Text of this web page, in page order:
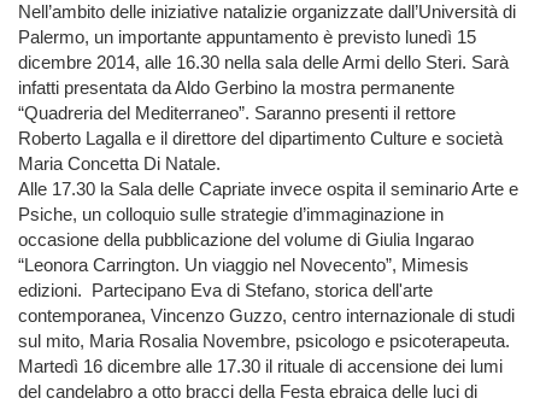
Nell’ambito delle iniziative natalizie organizzate dall’Università di
Palermo, un importante appuntamento è previsto lunedì 15
dicembre 2014, alle 16.30 nella sala delle Armi dello Steri. Sarà
infatti presentata da Aldo Gerbino la mostra permanente
“Quadreria del Mediterraneo”. Saranno presenti il rettore
Roberto Lagalla e il direttore del dipartimento Culture e società
Maria Concetta Di Natale.
Alle 17.30 la Sala delle Capriate invece ospita il seminario Arte e
Psiche, un colloquio sulle strategie d’immaginazione in
occasione della pubblicazione del volume di Giulia Ingarao
“Leonora Carrington. Un viaggio nel Novecento”, Mimesis
edizioni. Partecipano Eva di Stefano, storica dell'arte
contemporanea, Vincenzo Guzzo, centro internazionale di studi
sul mito, Maria Rosalia Novembre, psicologo e psicoterapeuta.
Martedì 16 dicembre alle 17.30 il rituale di accensione dei lumi
del candelabro a otto bracci della Festa ebraica delle luci di